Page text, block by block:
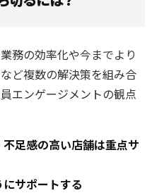
務の効率化や今までより
ど複数の解決策を組み合
エンゲージメントの観点
足感の高い店舗は重点サ
サポートする